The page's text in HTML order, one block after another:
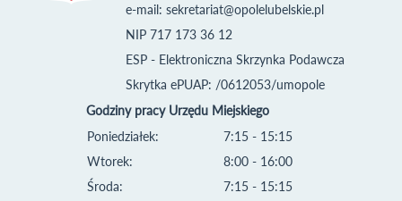
e-mail: sekretariat@opolelubelskie.pl
NIP 717 173 36 12
ESP - Elektroniczna Skrzynka Podawcza
Skrytka ePUAP: /0612053/umopole
Godziny pracy Urzędu Miejskiego
Poniedziałek:
Wtorek:
Środa:
7:15 - 15:15
8:00 - 16:00
7:15 - 15:15